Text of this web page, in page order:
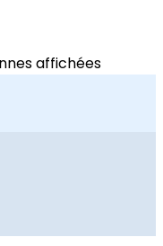
affichées